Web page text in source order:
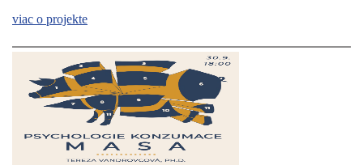
viac o projekte